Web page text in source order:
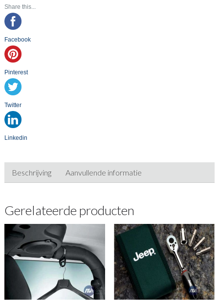
Share this...
Facebook
Pinterest
Twitter
Linkedin
Beschrijving Aanvullende informatie
Gerelateerde producten